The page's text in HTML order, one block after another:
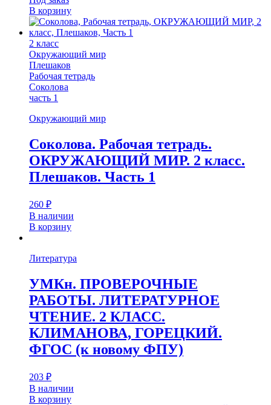
В корзину
2 класс
Окружающий мир
Плешаков
Рабочая тетрадь
Соколова
часть 1
Окружающий мир
Соколова. Рабочая тетрадь.
ОКРУЖАЮЩИЙ МИР. 2 класс.
Плешаков. Часть 1
260 ₽
В наличии
В корзину
Литература
УМКн. ПРОВЕРОЧНЫЕ
РАБОТЫ. ЛИТЕРАТУРНОЕ
ЧТЕНИЕ. 2 КЛАСС.
КЛИМАНОВА, ГОРЕЦКИЙ.
ФГОС (к новому ФПУ)
203 ₽
В наличии
В корзину